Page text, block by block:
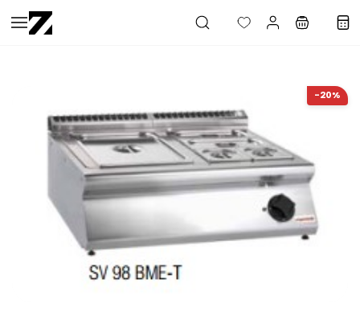
Saltar al
contenido
-20%